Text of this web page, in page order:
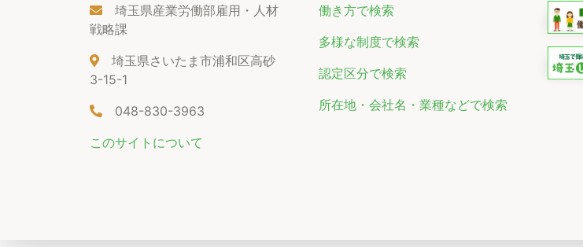
埼玉県産業労働部雇用・人材
戦略課
埼玉県さいたま市浦和区高砂
3-15-1
048-830-3963
このサイトについて
働き方で検索
多様な制度で検索
認定区分で検索
所在地・会社名・業種などで検索